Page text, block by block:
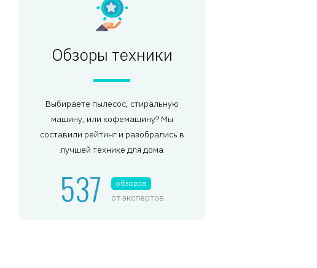
Обзоры техники
Выбираете пылесос, стиральную
машину, или кофемашину? Мы
составили рейтинг и разобрались в
лучшей технике для дома
537 обзоров
от экспертов